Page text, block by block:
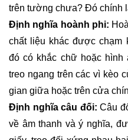
trên tường chưa? Đó chính
Định nghĩa hoành phi:
chất liệu khác được chạm
đó có khắc chữ hoặc
treo ngang trên các vì kèo
gian giữa hoặc trên cửa
Định nghĩa câu đối:Câu
về âm thanh và ý nghĩa,